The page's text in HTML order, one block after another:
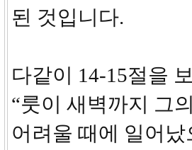
된 것입니다.
다같이 14-15절을
“룻이 새벽까지 그
어려울 때에 일어